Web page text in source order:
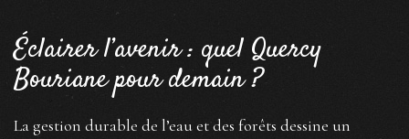
Éclairer l’avenir : quel Quercy
Bouriane pour demain ?
La gestion durable de l’eau et des forêts dessine un